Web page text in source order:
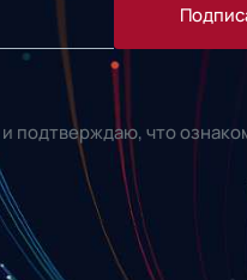
и подтверждаю, что